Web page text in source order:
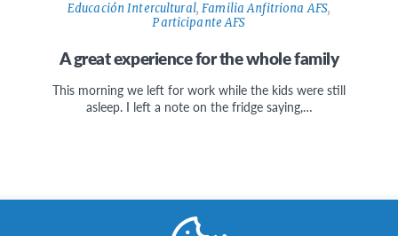
Educación Intercultural,Familia Anfitriona AFS,
Participante AFS
A great experience for the whole family
This morning we left for work while the kids were still
asleep. I left a note on the fridge saying,…